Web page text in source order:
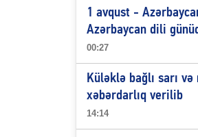
1 avqust -
Azərbaycan dili
00:27
Küləklə bağlı sarı və
xəbərdarlıq verilib
14:14